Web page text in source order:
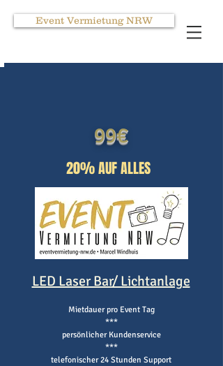
Event Vermietung NRW
99€
20% AUF ALLES
LED Laser Bar/ Lichtanlage
Mietdauer pro Event Tag
***
persönlicher Kundenservice
***
telefonischer 24 Stunden Support